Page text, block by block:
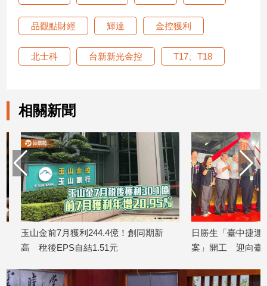
品觀點財經 輝達 金控獲利
北士科 台新新光金控 T17、T18
相關新聞
玉山金前7月獲利244.4億！創同期新
高 稅後EPS自結1.51元
日勝生「臺中捷運南
案」開工 迎向臺中